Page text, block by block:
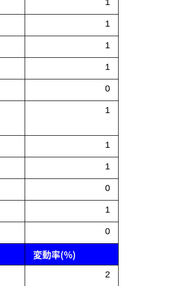
1
1
1
0
1
1
1
0
1
0
変動率(%)
2